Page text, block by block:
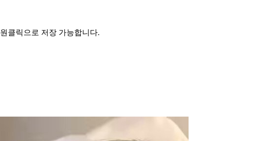
원클릭으로 저장 가능합니다.